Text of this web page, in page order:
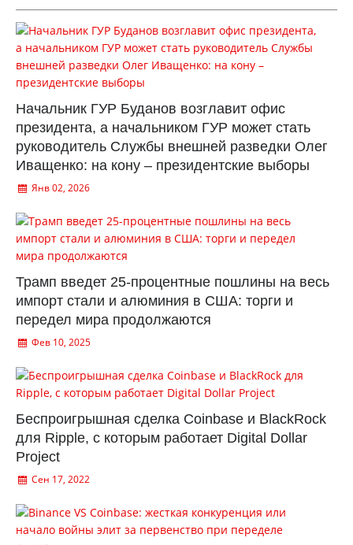
Начальник ГУР Буданов возглавит офис
президента, а начальником ГУР может стать
руководитель Службы внешней разведки Олег
Иващенко: на кону – президентские выборы
Янв 02, 2026
Трамп введет 25-процентные пошлины на весь
импорт стали и алюминия в США: торги и
передел мира продолжаются
Фев 10, 2025
Беспроигрышная сделка Coinbase и BlackRock
для Ripple, с которым работает Digital Dollar
Project
Сен 17, 2022